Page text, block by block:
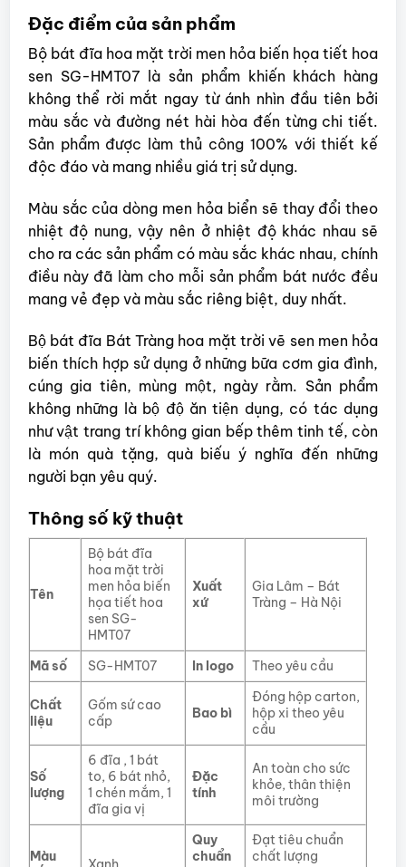
Đặc điểm của sản phẩm
Bộ bát đĩa hoa mặt trời men hỏa biến họa tiết hoa
sen SG-HMT07 là sản phẩm khiến khách hàng
không thể rời mắt ngay từ ánh nhìn đầu tiên bởi
màu sắc và đường nét hài hòa đến từng chi tiết.
Sản phẩm được làm thủ công 100% với thiết kế
độc đáo và mang nhiều giá trị sử dụng.
Màu sắc của dòng men hỏa biển sẽ thay đổi theo
nhiệt độ nung, vậy nên ở nhiệt độ khác nhau sẽ
cho ra các sản phẩm có màu sắc khác nhau, chính
điều này đã làm cho mỗi sản phẩm bát nước đều
mang vẻ đẹp và màu sắc riêng biệt, duy nhất.
Bộ bát đĩa Bát Tràng hoa mặt trời vẽ sen men hỏa
biến thích hợp sử dụng ở những bữa cơm gia đình,
cúng gia tiên, mùng một, ngày rằm. Sản phẩm
không những là bộ độ ăn tiện dụng, có tác dụng
như vật trang trí không gian bếp thêm tinh tế, còn
là món quà tặng, quà biếu ý nghĩa đến những
người bạn yêu quý.
Thông số kỹ thuật
Tên
Bộ bát đĩa
hoa mặt trời
men hỏa biến
họa tiết hoa
sen SG-
HMT07
Xuất
xứ
Gia Lâm – Bát
Tràng – Hà Nội
Mã số SG-HMT07 In logo Theo yêu cầu
Chất
liệu
Gốm sứ cao
cấp
Bao bì
Đóng hộp carton,
hộp xi theo yêu
cầu
Số
lượng
6 đĩa , 1 bát
to, 6 bát nhỏ,
1 chén mắm, 1
đĩa gia vị
Đặc
tính
An toàn cho sức
khỏe, thân thiện
môi trường
Màu
Quy
chuẩn
Đạt tiêu chuẩn
chất lượng